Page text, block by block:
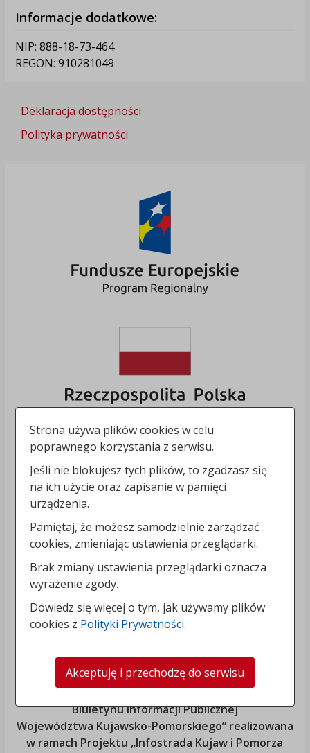
Informacje dodatkowe:
NIP: 888-18-73-464
REGON: 910281049
Deklaracja dostępności
Polityka prywatności
„Rozbudowa i modernizacja Systemu Regionalnego
Biuletynu Informacji Publicznej
Województwa Kujawsko-Pomorskiego” realizowana
w ramach Projektu „Infostrada Kujaw i Pomorza
Strona używa plików cookies w celu
poprawnego korzystania z serwisu.
Jeśli nie blokujesz tych plików, to zgadzasz się
na ich użycie oraz zapisanie w pamięci
urządzenia.
Pamiętaj, że możesz samodzielnie zarządzać
cookies, zmieniając ustawienia przeglądarki.
Brak zmiany ustawienia przeglądarki oznacza
wyrażenie zgody.
Dowiedz się więcej o tym, jak używamy plików
cookies z Polityki Prywatności.
Akceptuję i przechodzę do serwisu